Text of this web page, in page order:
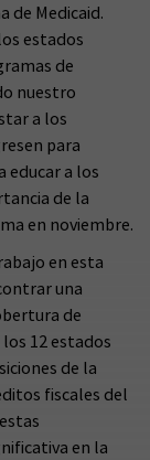
de Medicaid.
estados
de
nuestro
a los
para
educar a los
de la
en noviembre.
en esta
una
de
12 estados
de la
fiscales del
en la